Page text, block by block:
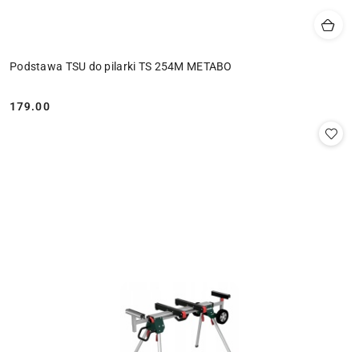
Podstawa TSU do pilarki TS 254M METABO
Cena:
179.00